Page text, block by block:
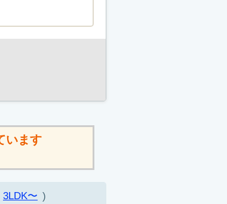
います
3LDK〜